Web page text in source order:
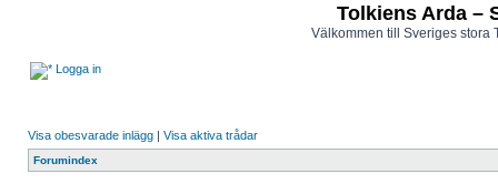
Tolkiens Arda –
Välkommen till Sveriges stora
Logga in
Visa obesvarade inlägg | Visa aktiva trådar
Forumindex